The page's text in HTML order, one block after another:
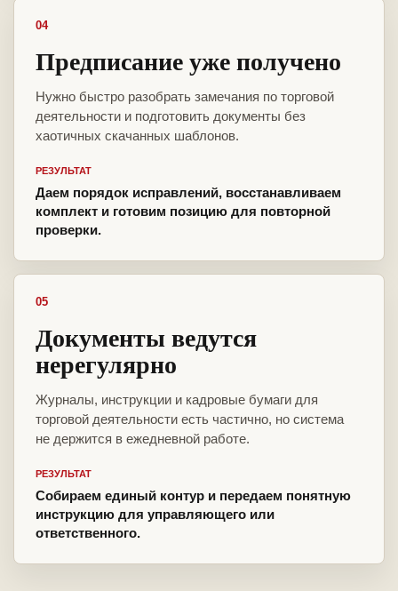
04
Предписание уже получено
Нужно быстро разобрать замечания по торговой
деятельности и подготовить документы без
хаотичных скачанных шаблонов.
РЕЗУЛЬТАТ
Даем порядок исправлений, восстанавливаем
комплект и готовим позицию для повторной
проверки.
05
Документы ведутся
нерегулярно
Журналы, инструкции и кадровые бумаги для
торговой деятельности есть частично, но система
не держится в ежедневной работе.
РЕЗУЛЬТАТ
Собираем единый контур и передаем понятную
инструкцию для управляющего или
ответственного.